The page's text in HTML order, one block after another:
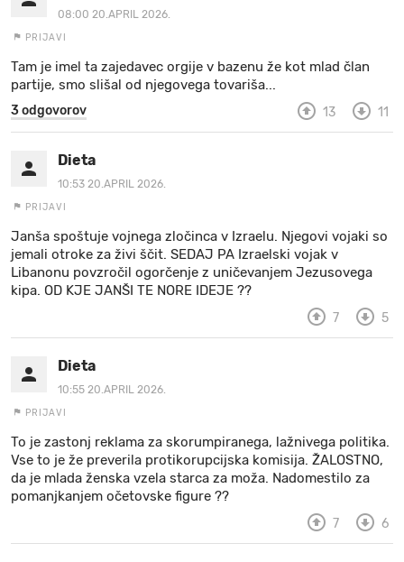
08:00 20.APRIL 2026.
PRIJAVI
Tam je imel ta zajedavec orgije v bazenu že kot mlad član
partije, smo slišal od njegovega tovariša...
3 odgovorov 13 11
Dieta
10:53 20.APRIL 2026.
PRIJAVI
Janša spoštuje vojnega zločinca v Izraelu. Njegovi vojaki so
jemali otroke za živi ščit. SEDAJ PA Izraelski vojak v
Libanonu povzročil ogorčenje z uničevanjem Jezusovega
kipa. OD KJE JANŠI TE NORE IDEJE ??
7 5
Dieta
10:55 20.APRIL 2026.
PRIJAVI
To je zastonj reklama za skorumpiranega, lažnivega politika.
Vse to je že preverila protikorupcijska komisija. ŽALOSTNO,
da je mlada ženska vzela starca za moža. Nadomestilo za
pomanjkanjem očetovske figure ??
7 6